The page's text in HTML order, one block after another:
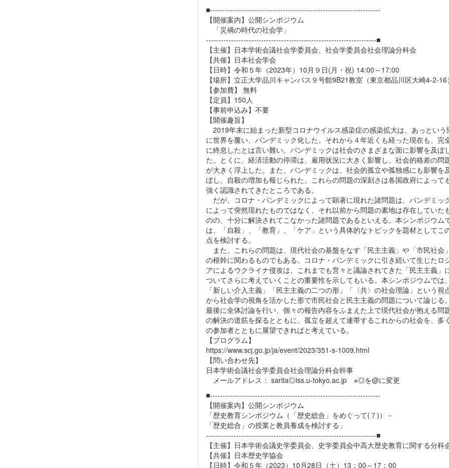
■--------------------------------------------------------------------
【開催案内】公開シンポジウム
「災禍の時代の社会学」
--------------------------------------------------------------------■
【主催】日本学術会議社会学委員会、社会学委員会社会理論分科会
【共催】日本社会学会
【日時】令和５年（2023年）10月９日(月・祝) 14:00～17:00
【場所】立正大学品川キャンパス９号館9B21教室（東京都品川区大崎4-2-16
【参加費】 無料
【定員】150人
【事前申込み】不要
【開催趣旨】
2019年末に始まった新型コロナウイルス感染症の感染拡大は、あっという
に世界を覆い、パンデミック化した。それから４年近くも経った現在も、完
に終息したとは言い難い。パンデミックは社会のさまざまな面に影響を及ぼ
た。とくに、経済活動の停滞は、雇用状況に大きく影響し、社会的格差の問
が大きく浮上した。また、パンデミックは、社会的孤立や孤独感にも影響を
ぼし、自殺の増加も報じられた。これらの問題の深刻さは各国政府によって
強く認識されてきたところである。
だが、コロナ・パンデミックによって顕著に現れた諸問題は、パンデミッ
によって突然現れたものではなく、それ以前から問題の素地は存在していた
のの、十分に解決されてこなかった諸問題であるといえる。本シンポジウム
は、「自殺」、「教育」、「ケア」という具体的なトピックを題材としてこ
点を検討する。
また、これらの問題は、現代社会の基盤をなす「民主主義」や「市民社会
の根幹に関わるものでもある。コロナ・パンデミックに引き続いて生じたロ
アによるウクライナ侵攻は、これまでも営々と議論されてきた「民主主義」
ついてさらに考えていくことの重要性を示してもいる。本シンポジウムでは
「新しい介入主義」「民主主義の二つの形」「〈共〉の社会理論」という視
から社会学の視角を活かした形で市民社会と民主主義の問題について論じる
最後に全体討論を行い、個々の報告内容をふまえた上で現代社会が抱える問
の解決の道筋を探るとともに、孤立を超えて連帯するこれからの社会を、多
の参加者とともに展望できればと考えている。
【プログラム】
https://www.scj.go.jp/ja/event/2023/351-s-1009.html
【問い合わせ先】
日本学術会議社会学委員会社会理論分科会幹事
メールアドレス： sarita◎iss.u-tokyo.ac.jp ※◎を@に変更
■--------------------------------------------------------------------
【開催案内】公開シンポジウム
「歴史教育シンポジウム（「歴史総合」をめぐって(７)）－
「歴史総合」の授業と教員養成を検討する」
--------------------------------------------------------------------■
【主催】日本学術会議史学委員会、史学委員会中高大歴史教育に関する分科
【共催】日本歴史学協会
【日時】令和５年（2023）10月28日（土）13：00～17：00